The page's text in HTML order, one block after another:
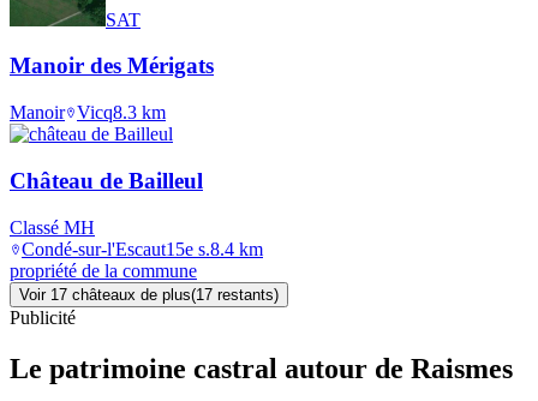
SAT
Manoir des Mérigats
Manoir Vicq8.3 km
Château de Bailleul
Classé MH
Condé-sur-l'Escaut15e s.8.4 km
propriété de la commune
Voir 17 châteaux de plus(17 restants)
Publicité
Le patrimoine castral autour de Raismes